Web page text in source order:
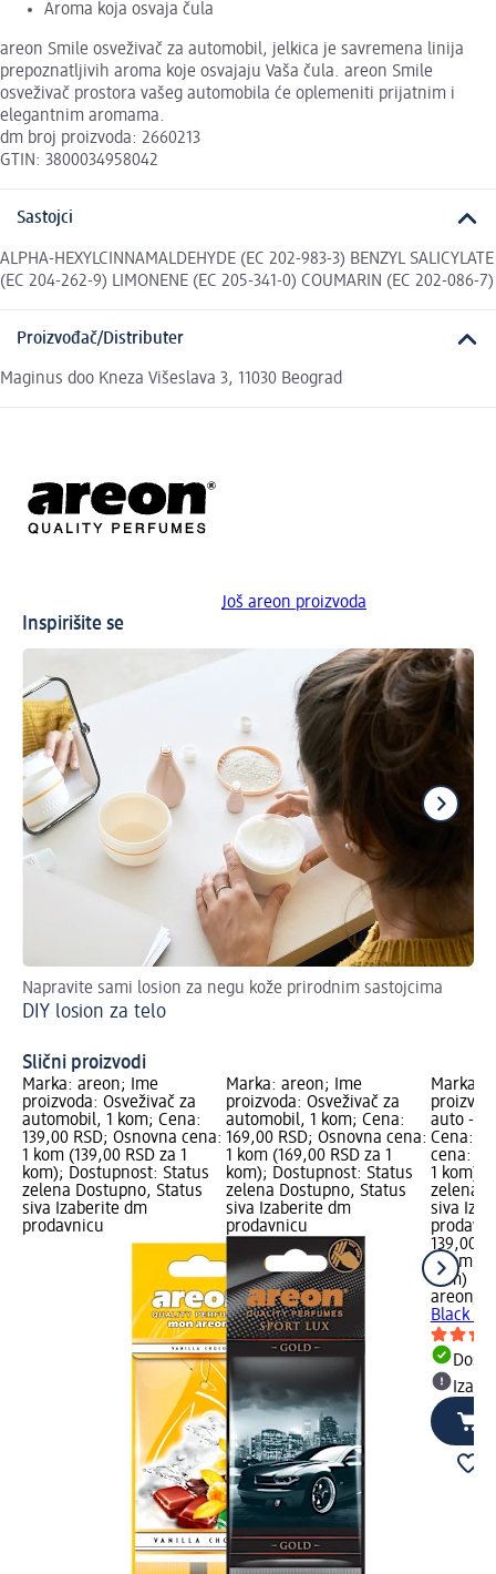
Aroma koja osvaja čula
areon Smile osveživač za automobil, jelkica je savremena linija
prepoznatljivih aroma koje osvajaju Vaša čula. areon Smile
osveživač prostora vašeg automobila će oplemeniti prijatnim i
elegantnim aromama.
dm broj proizvoda: 2660213
GTIN: 3800034958042
Sastojci
ALPHA-HEXYLCINNAMALDEHYDE (EC 202-983-3) BENZYL SALICYLATE
(EC 204-262-9) LIMONENE (EC 205-341-0) COUMARIN (EC 202-086-7)
Proizvođač/Distributer
Maginus doo Kneza Višeslava 3, 11030 Beograd
Još areon proizvoda
Inspirišite se
Napravite sami losion za negu kože prirodnim sastojcima
DIY losion za telo
Slični proizvodi
Marka: areon; Ime
proizvoda: Osveživač za
automobil, 1 kom; Cena:
139,00 RSD; Osnovna cena:
1 kom (139,00 RSD za 1
kom); Dostupnost: Status
zelena Dostupno, Status
siva Izaberite dm
prodavnicu
Marka: areon; Ime
proizvoda: Osveživač za
automobil, 1 kom; Cena:
169,00 RSD; Osnovna cena:
1 kom (169,00 RSD za 1
kom); Dostupnost: Status
zelena Dostupno, Status
siva Izaberite dm
prodavnicu
Marka:
auto -
Cena:
cena: 1
1 kom);
zelena
siva
139,00
1 kom
kom)
areon
Black